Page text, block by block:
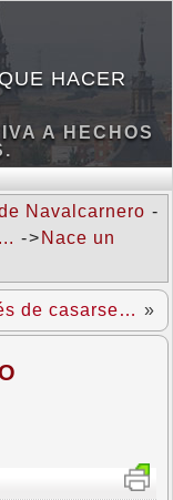
HACER
A HECHOS
Navalcarnero -
-> Nace un
de casarse… »